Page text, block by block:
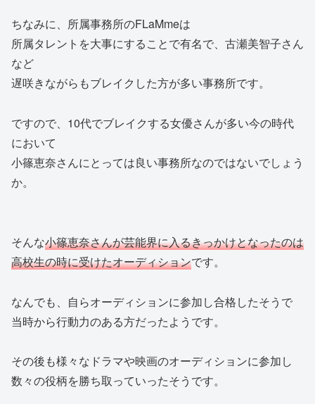
ちなみに、所属事務所のFLaMmeは
所属タレントを大事にすることで有名で、古瀬美智子さん
など
遅咲きながらもブレイクした方が多い事務所です。
ですので、10代でブレイクする女優さんが多い今の時代
において
小篠恵奈さんにとっては良い事務所なのではないでしょう
か。
そんな小篠恵奈さんが芸能界に入るきっかけとなったのは
高校生の時に受けたオーディションです。
なんでも、自らオーディションに参加し合格したそうで
当時から行動力のある方だったようです。
その後も様々なドラマや映画のオーディションに参加し
数々の役柄を勝ち取っていったそうです。